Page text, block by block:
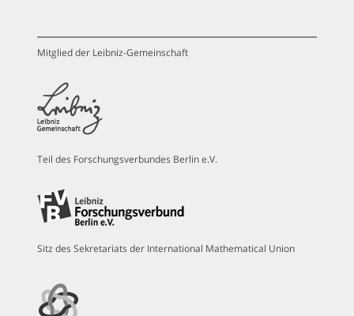
Mitglied der Leibniz-Gemeinschaft
Teil des Forschungsverbundes Berlin e.V.
Sitz des Sekretariats der International Mathematical Union